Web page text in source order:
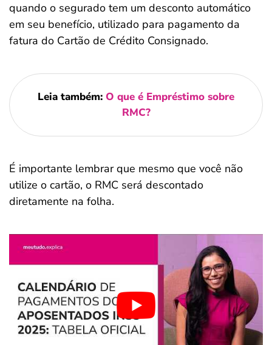
quando o segurado tem um desconto automático
em seu benefício, utilizado para pagamento da
fatura do Cartão de Crédito Consignado.
Leia também: O que é Empréstimo sobre
RMC?
É importante lembrar que mesmo que você não
utilize o cartão, o RMC será descontado
diretamente na folha.